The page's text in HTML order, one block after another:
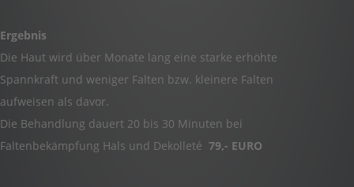
Ergebnis
Die Haut wird über Monate lang eine starke erhöhte
Spannkraft und weniger Falten bzw. kleinere Falten
aufweisen als davor.
Die Behandlung dauert 20 bis 30 Minuten bei
Faltenbekämpfung Hals und Dekolleté 79,- EURO